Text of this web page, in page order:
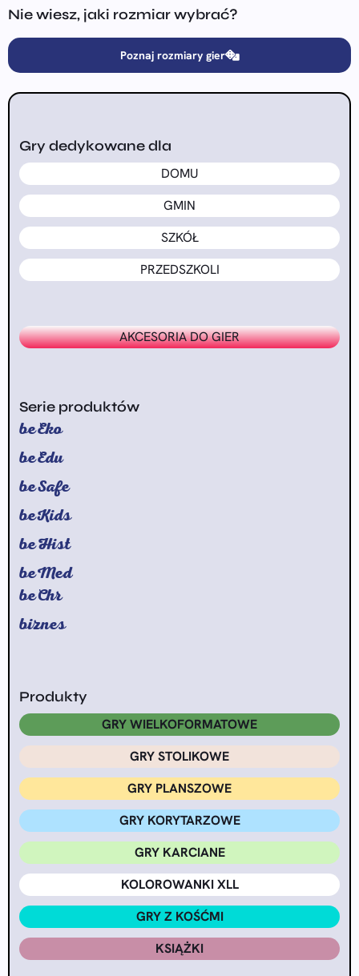
Nie wiesz, jaki rozmiar wybrać?
Poznaj rozmiary gier
Gry dedykowane dla
DOMU
GMIN
SZKÓŁ
PRZEDSZKOLI
AKCESORIA DO GIER
Serie produktów
beEko
beEdu
beSafe
beKids
beHist
beMed
beChr
biznes
Produkty
GRY WIELKOFORMATOWE
GRY STOLIKOWE
GRY PLANSZOWE
GRY KORYTARZOWE
GRY KARCIANE
KOLOROWANKI XLL
GRY Z KOŚĆMI
KSIĄŻKI